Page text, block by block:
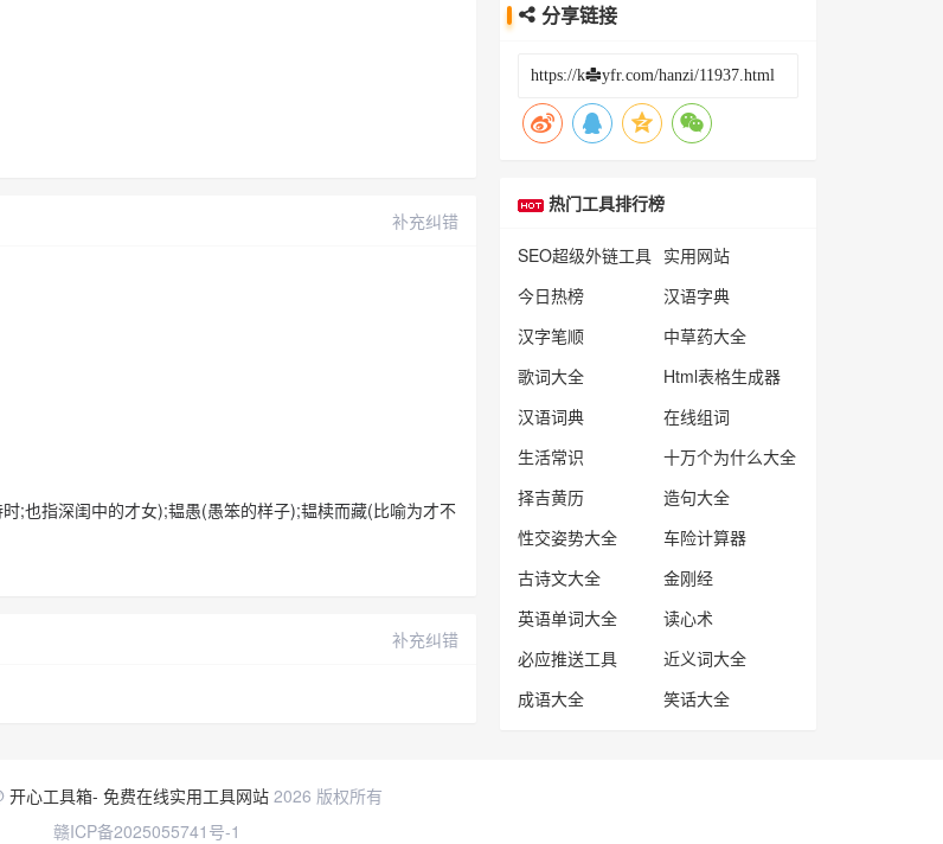
补充纠错
;也指深闺中的才女);韫愚(愚笨的样子);韫椟而藏(比喻为才不
补充纠错
分享链接
热门工具排行榜
SEO超级外链工具 实用网站
今日热榜
汉语字典
汉字笔顺
中草药大全
歌词大全
Html表格生成器
汉语词典
在线组词
生活常识
十万个为什么大全
择吉黄历
造句大全
性交姿势大全
车险计算器
古诗文大全
金刚经
英语单词大全
读心术
必应推送工具
近义词大全
成语大全
笑话大全
开心工具箱- 免费在线实用工具网站 2026 版权所有
赣ICP备2025055741号-1